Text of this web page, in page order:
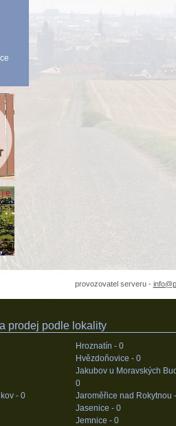
provozovatel serveru -
prodej podle lokality
- 0
Hroznatín - 0
Hvězdoňovice - 0
Jakubov u Moravských
0
Jaroměřice nad Rokytnou
Jasenice - 0
Jemnice - 0